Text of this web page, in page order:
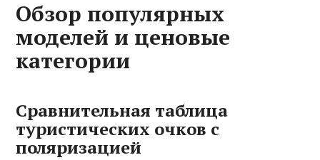
Обзор популярных
моделей и ценовые
категории
Сравнительная таблица
туристических очков с
поляризацией